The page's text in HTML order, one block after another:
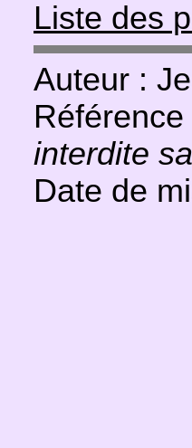
Liste des
Auteur :
interdite
Date de